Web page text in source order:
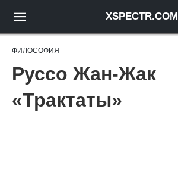
XSPECTR.COM
ФИЛОСОФИЯ
Руссо Жан-Жак
«Трактаты»